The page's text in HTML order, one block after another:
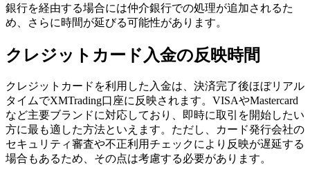
銀行を経由する場合には仲介銀行での処理が追加されるた
め、さらに時間が延びる可能性があります。
クレジットカード入金の反映時間
クレジットカードを利用した入金は、決済完了後ほぼリアル
タイムでXMTrading口座に反映されます。VISAやMastercard
など主要ブランドに対応しており、即時に取引を開始したい
方に最も適した方法といえます。ただし、カード発行会社の
セキュリティ審査や不正利用チェックにより反映が遅延する
場合もあるため、その点は考慮する必要があります。